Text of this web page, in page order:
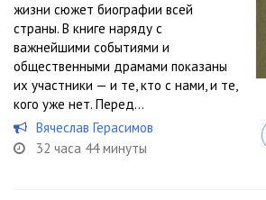
жизни сюжет биографии всей
страны. В книге наряду с
важнейшими событиями и
общественными драмами показаны
их участники — и те, кто с нами, и те,
кого уже нет. Перед...
Вячеслав Герасимов
32 часа 44 минуты